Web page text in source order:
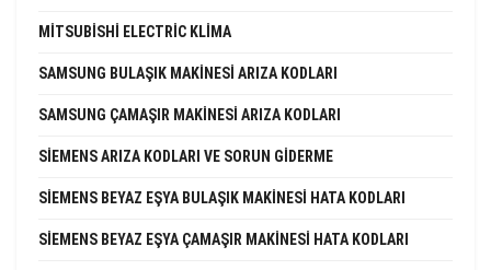
MITSUBISHI ELECTRIC KLIMA
SAMSUNG BULAŞIK MAKINESI ARIZA KODLARI
SAMSUNG ÇAMAŞIR MAKINESI ARIZA KODLARI
SIEMENS ARIZA KODLARI VE SORUN GIDERME
SIEMENS BEYAZ EŞYA BULAŞIK MAKINESI HATA KODLARI
SIEMENS BEYAZ EŞYA ÇAMAŞIR MAKINESI HATA KODLARI